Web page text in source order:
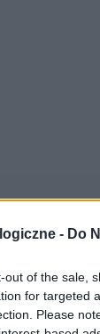
- Do
out of the sale,
for targeted
Please
actavis
problemów bo